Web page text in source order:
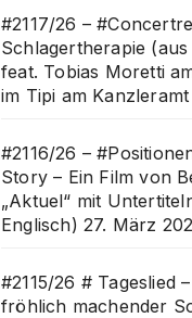
#2117/26 –
Schlagertherapie
feat. Tobias Moretti
im Tipi am Kanzleramt
#2116/26 –
Story – Ein Film von
„Aktuel“ mit
Englisch) 27. März
#2115/26 # Tageslied
fröhlich machender